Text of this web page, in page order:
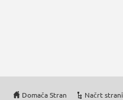
Domača Stran Načrt strani